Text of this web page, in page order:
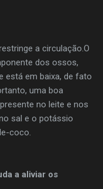
a circulação.O
dos ossos,
está em baixa, de fato
uma boa
no leite e nos
sal e o potássio
coco.
a aliviar os